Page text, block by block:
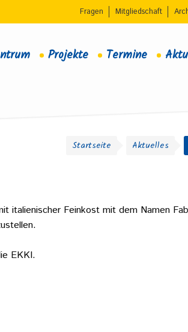
Fragen Mitgliedschaft
Projekte Termine
Startseite Aktuelles
Feinkost mit dem Namen
EKKI.